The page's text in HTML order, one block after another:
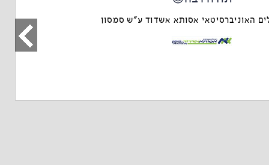
האוניברסיטאי אסותא אשדוד ע"ש סמסון